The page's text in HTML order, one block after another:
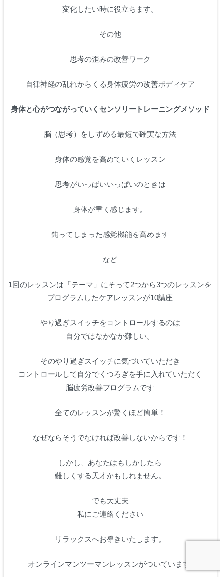
変化したい時に役立ちます。
その他
思考の歪みの改善ワーク
自律神経の乱れからくる身体疲労の改善ボディケア
身体と心がつながっていくセンソリートレーニングメソッド
脳（思考）をしずめる最短で確実な方法
身体の感覚を高めていくレッスン
思考がいっぱいいっぱいのときは
身体が重く感じます。
鈍ってしまった感覚機能を高めます
など
1回のレッスンは「テーマ」にそって2つから3つのレッスンを
プログラムしたケアレッスンが10講座
やり過ぎスイッチをコントロールするのは
自分ではなかなか難しい。
そのやり過ぎスイッチに気づいていただき
コントロールして自分でくつろぎを手に入れていただく
脳疲労改善プログラムです
全てのレッスンが驚くほど簡単！
なぜならそうでなければ改善しないからです！
しかし、あなたはもしかしたら
難しくする天才かもしれません。
でも大丈夫
私にご連絡ください
リラックスへお導きいたします。
オンラインマンツーマンレッスンがついています!